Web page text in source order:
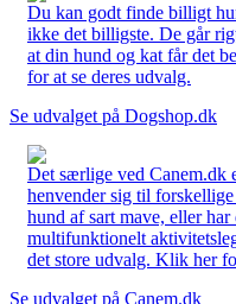
Du kan godt finde billigt
ikke det billigste. De går
at din hund og kat får det
for at se deres udvalg.
Se udvalget på Dogshop.dk
Det særlige ved Canem.dk
henvender sig til
hund af sart mave, eller
multifunktionelt
det store udvalg. Klik her
Se udvalget på Canem.dk